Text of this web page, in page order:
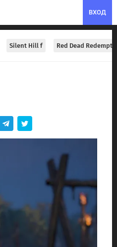
ВХОД
Silent Hill f Red Dead